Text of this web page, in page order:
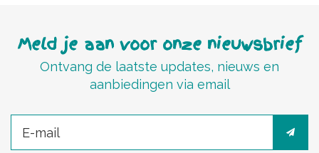
Meld je aan voor onze nieuwsbrief
Ontvang de laatste updates, nieuws en
aanbiedingen via email